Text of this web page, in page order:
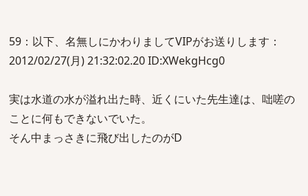
59：以下、名無しにかわりましてVIPがお送りします：
2012/02/27(月) 21:32:02.20 ID:XWekgHcg0
実は水道の水が溢れ出た時、近くにいた先生達は、咄嗟の
ことに何もできないでいた。
そん中まっさきに飛び出したのがD